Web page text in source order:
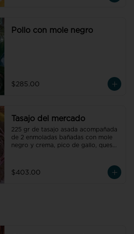
Pollo con mole negro
$285.00
Tasajo del mercado
225 gr de tasajo asada acompañada
de 2 enmoladas bañadas con mole
negro y crema, pico de gallo, queso
$403.00